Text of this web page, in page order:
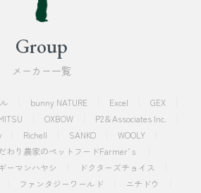
Group
メーカー一覧
bunny NATURE Excel
GEX
OXBOW
P2＆Associates Inc.
Richell SANKO
WOOLY
わり農家のペットフードFarmer’ｓ
ーマンハヤシ
ドクターズチョイス
ファンタジーワールド
ニチドウ